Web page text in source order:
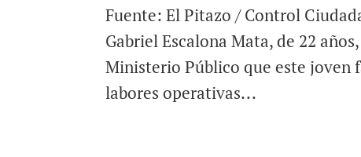
Fuente: El Pitazo / Control
Gabriel Escalona Mata, de 22
Ministerio Público que este joven
labores operativas...